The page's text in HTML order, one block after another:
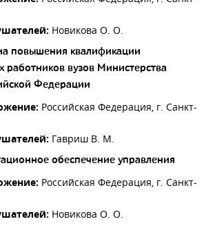
Новикова О. О.
повышения квалификации
работников вузов Министерства
Федерации
Российская Федерация, г. Санкт-
Гавриш В. М.
обеспечение управления
Российская Федерация, г. Санкт-
Новикова О. О.